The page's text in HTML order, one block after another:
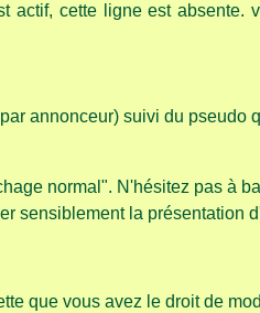
actif, cette ligne est absente.
annonceur) suivi du pseudo
normal". N'hésitez pas à
sensiblement la présentation
que vous avez le droit de